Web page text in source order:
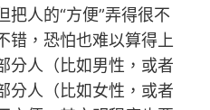
把人的“方便”弄得很不
错，恐怕也难以算得上
分人（比如男性，或者
分人（比如女性，或者